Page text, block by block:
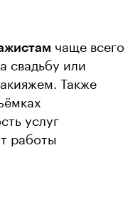
чаще всего
свадьбу или
Также
услуг
работы